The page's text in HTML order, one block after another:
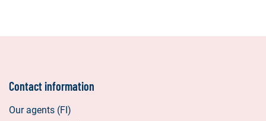
Contact information
Our agents (FI)